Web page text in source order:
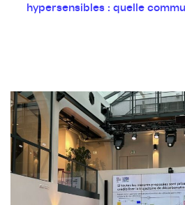
hypersensibles : quelle